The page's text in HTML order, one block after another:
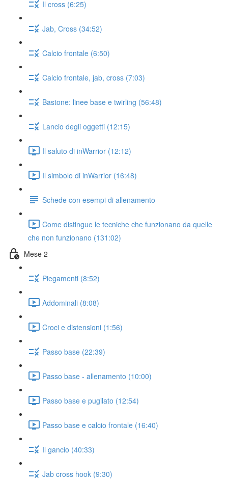
Il cross (6:25)
Jab, Cross (34:52)
Calcio frontale (6:50)
Calcio frontale, jab, cross (7:03)
Bastone: linee base e twirling (56:48)
Lancio degli oggetti (12:15)
Il saluto di inWarrior (12:12)
Il simbolo di inWarrior (16:48)
Schede con esempi di allenamento
Come distingue le tecniche che funzionano da quelle
che non funzionano (131:02)
Mese 2
Piegamenti (8:52)
Addominali (8:08)
Croci e distensioni (1:56)
Passo base (22:39)
Passo base - allenamento (10:00)
Passo base e pugilato (12:54)
Passo base e calcio frontale (16:40)
Il gancio (40:33)
Jab cross hook (9:30)